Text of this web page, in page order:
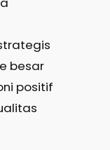
besar
positif